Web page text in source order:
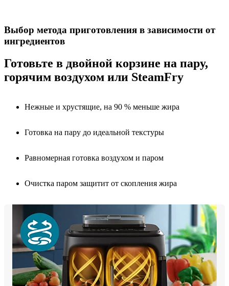
Выбор метода приготовления в зависимости от
ингредиентов
Готовьте в двойной корзине на пару,
горячим воздухом или SteamFry
Нежные и хрустящие, на 90 % меньше жира
Готовка на пару до идеальной текстуры
Равномерная готовка воздухом и паром
Очистка паром защитит от скопления жира